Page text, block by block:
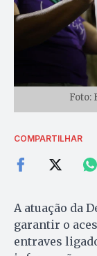
Foto:
COMPARTILHAR
A atuação da
garantir o
entraves